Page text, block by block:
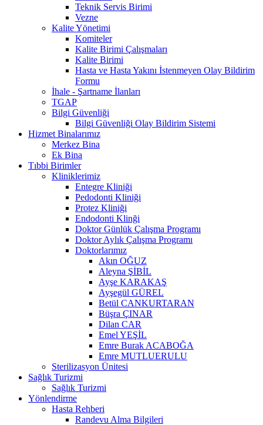
Teknik Servis Birimi
Vezne
Kalite Yönetimi
Komiteler
Kalite Birimi Çalışmaları
Kalite Birimi
Hasta ve Hasta Yakını İstenmeyen Olay Bildirim
Formu
İhale - Şartname İlanları
TGAP
Bilgi Güvenliği
Bilgi Güvenliği Olay Bildirim Sistemi
Hizmet Binalarımız
Merkez Bina
Ek Bina
Tıbbi Birimler
Kliniklerimiz
Entegre Kliniği
Pedodonti Kliniği
Protez Kliniği
Endodonti Klinği
Doktor Günlük Çalışma Programı
Doktor Aylık Çalışma Programı
Doktorlarımız
Akın OĞUZ
Aleyna ŞİBİL
Ayşe KARAKAŞ
Ayşegül GÜREL
Betül CANKURTARAN
Büşra ÇINAR
Dilan CAR
Emel YEŞİL
Emre Burak ACABOĞA
Emre MUTLUERULU
Sterilizasyon Ünitesi
Sağlık Turizmi
Sağlık Turizmi
Yönlendirme
Hasta Rehberi
Randevu Alma Bilgileri